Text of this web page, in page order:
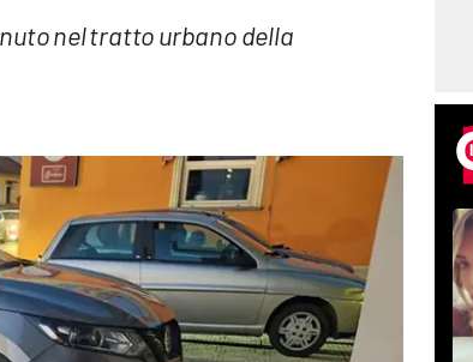
nel tratto urbano della